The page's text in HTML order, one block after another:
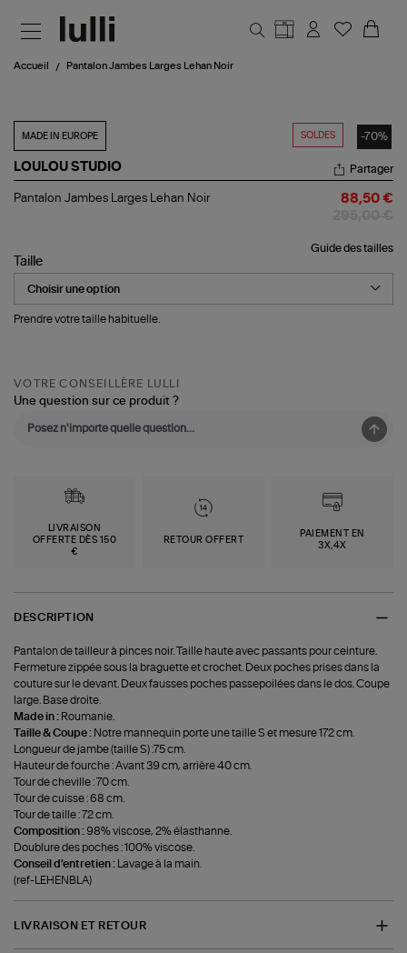
Accueil Pantalon Jambes Larges Lehan Noir
SOLDES -70%
MADE IN EUROPE
LOULOU STUDIO
Pantalon
Noir
Partager
Pantalon Jambes Larges Lehan Noir 88,50 €
Guide des tailles
Taille
Prendre votre taille habituelle.
VOTRE CONSEILLÈRE LULLI
Une question sur ce produit ?
LIVRAISON
OFFERTE DÈS 150
€
RETOUR OFFERT
PAIEMENT EN
3X,4X
DESCRIPTION
Pantalon de tailleur à pinces noir. Taille haute avec passants pour ceinture.
Fermeture zippée sous la braguette et crochet. Deux poches prises dans la
couture sur le devant. Deux fausses poches passepoilées dans le dos. Coupe
large. Base droite.
Made in : Roumanie.
Taille & Coupe : Notre mannequin porte une taille S et mesure 172 cm.
Longueur de jambe (taille S) :75 cm.
Hauteur de fourche : Avant 39 cm, arrière 40 cm.
Tour de cheville : 70 cm.
Tour de cuisse : 68 cm.
Tour de taille : 72 cm.
Composition : 98% viscose, 2% élasthanne.
Doublure des poches : 100% viscose.
Conseil d'entretien :
Lavage à la main.
(ref-LEHENBLA)
LIVRAISON ET RETOUR